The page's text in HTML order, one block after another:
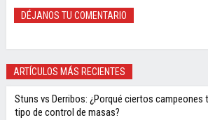
DÉJANOS TU COMENTARIO
ARTÍCULOS MÁS RECIENTES
Stuns vs Derribos: ¿Porqué ciertos campeones
tipo de control de masas?